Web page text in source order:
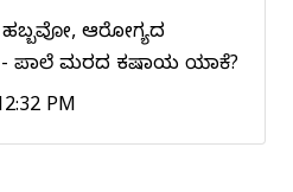
ಆರೋಗ್ಯದ
ಪಾಲೆ ಮರದ ಕಷಾಯ ಯಾಕೆ?
PM